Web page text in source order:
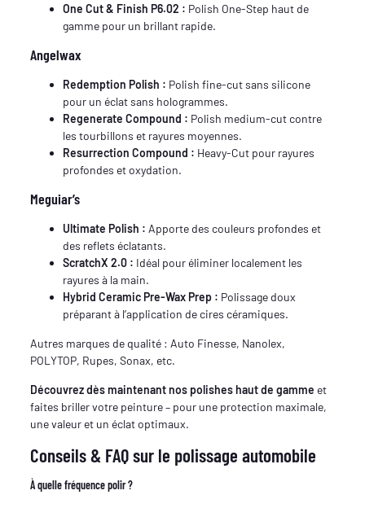
One Cut & Finish P6.02 : Polish One-Step haut de
gamme pour un brillant rapide.
Angelwax
Redemption Polish : Polish fine-cut sans silicone
pour un éclat sans hologrammes.
Regenerate Compound : Polish medium-cut contre
les tourbillons et rayures moyennes.
Resurrection Compound : Heavy-Cut pour rayures
profondes et oxydation.
Meguiar’s
Ultimate Polish : Apporte des couleurs profondes et
des reflets éclatants.
ScratchX 2.0 : Idéal pour éliminer localement les
rayures à la main.
Hybrid Ceramic Pre-Wax Prep : Polissage doux
préparant à l’application de cires céramiques.
Autres marques de qualité : Auto Finesse, Nanolex,
POLYTOP, Rupes, Sonax, etc.
Découvrez dès maintenant nos polishes haut de gamme et
faites briller votre peinture – pour une protection maximale,
une valeur et un éclat optimaux.
Conseils & FAQ sur le polissage automobile
À quelle fréquence polir ?